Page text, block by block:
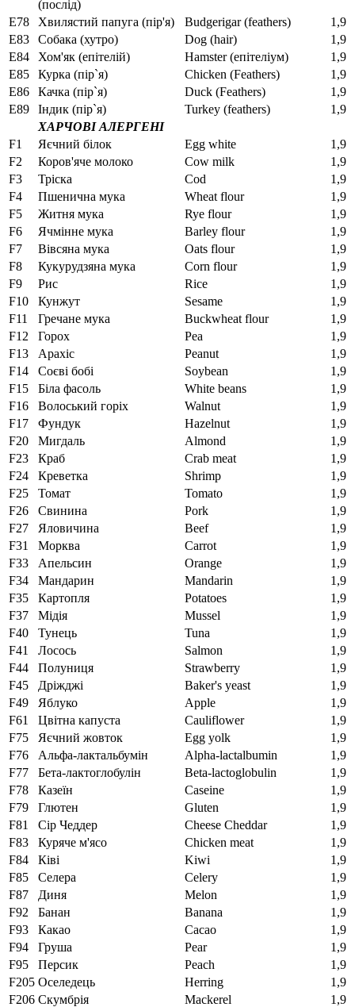
(послід)
E78
Хвилястий папуга (пір'я) Budgerigar (feathers)
1,9
Е83
Собака (хутро) Dog (hair)
1,9
E84
Хом'як (епітелій) Hamster (епітеліум)
1,9
Е85
Курка (пір`я) Chicken (Feathers)
1,9
Е86
Качка (пір`я) Duck (Feathers)
1,9
Е89
Індик (пір`я) Turkey (feathers)
1,9
ХАРЧОВІ АЛЕРГЕНІ
F1
Яєчний білок Egg white
1,9
F2
Коров'яче молоко Cow milk
1,9
F3
Тріска Сod
1,9
F4
Пшенична мука Wheat flour
1,9
F5
Житня мука Rye flour
1,9
F6
Ячмінне мука Barley flour
1,9
F7
Вівсяна мука Oats flour
1,9
F8
Кукурудзяна мука Corn flour
1,9
F9
Рис Rice
1,9
F10
Кунжут Sesame
1,9
F11
Гречане мука Buckwheat flour
1,9
F12
Горох Pea
1,9
F13
Арахіс Peanut
1,9
F14
Соєві бобі Soybean
1,9
F15
Біла фасоль White beans
1,9
F16
Волоський горіх Walnut
1,9
F17
Фундук Hazelnut
1,9
F20
Мигдаль Almond
1,9
F23
Краб Crab meat
1,9
F24
Креветка Shrimp
1,9
F25
Томат Tomato
1,9
F26
Свинина Pork
1,9
F27
Яловичина Beef
1,9
F31
Морква Carrot
1,9
F33
Апельсин Orange
1,9
F34
Мандарин Mandarin
1,9
F35
Картопля Potatoes
1,9
F37
Мідія Mussel
1,9
F40
Тунець Tuna
1,9
F41
Лосось Salmon
1,9
F44
Полуниця Strawberry
1,9
F45
Дріжджі Baker's yeast
1,9
F49
Яблуко Apple
1,9
F61
Цвітна капуста Cauliflower
1,9
F75
Яєчний жовток Egg yolk
1,9
F76
Альфа-лактальбумін Alpha-lactalbumin
1,9
F77
Бета-лактоглобулін Beta-lactoglobulin
1,9
F78
Казеїн Caseine
1,9
F79
Глютен Gluten
1,9
F81
Сір Чеддер Cheese Cheddar
1,9
F83
Куряче м'ясо Chicken meat
1,9
F84
Ківі Kiwi
1,9
F85
Селера Celery
1,9
F87
Диня Melon
1,9
F92
Банан Banana
1,9
F93
Какао Cacao
1,9
F94
Груша Pear
1,9
F95
Персик Peach
1,9
F205 Оселедець Herring
1,9
F206 Скумбрія Mackerel
1,9